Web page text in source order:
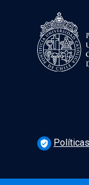
verified_user